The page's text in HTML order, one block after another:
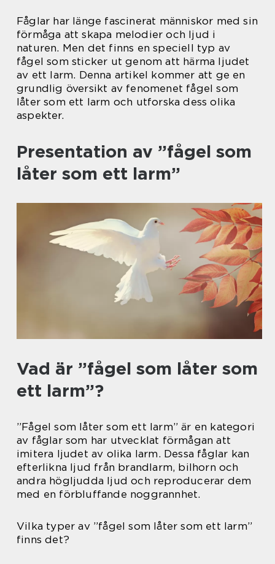
Fåglar har länge fascinerat människor med sin
förmåga att skapa melodier och ljud i
naturen. Men det finns en speciell typ av
fågel som sticker ut genom att härma ljudet
av ett larm. Denna artikel kommer att ge en
grundlig översikt av fenomenet fågel som
låter som ett larm och utforska dess olika
aspekter.
Presentation av ”fågel som
låter som ett larm”
Vad är ”fågel som låter som
ett larm”?
”Fågel som låter som ett larm” är en kategori
av fåglar som har utvecklat förmågan att
imitera ljudet av olika larm. Dessa fåglar kan
efterlikna ljud från brandlarm, bilhorn och
andra högljudda ljud och reproducerar dem
med en förbluffande noggrannhet.
Vilka typer av ”fågel som låter som ett larm”
finns det?